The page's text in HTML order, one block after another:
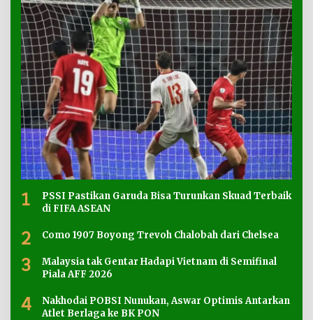
1
PSSI Pastikan Garuda Bisa Turunkan Skuad Terbaik
di FIFA ASEAN
2 Como 1907 Boyong Trevoh Chalobah dari Chelsea
3
Malaysia tak Gentar Hadapi Vietnam di Semifinal
Piala AFF 2026
4
Nakhodai POBSI Nunukan, Aswar Optimis Antarkan
Atlet Berlaga ke BK PON